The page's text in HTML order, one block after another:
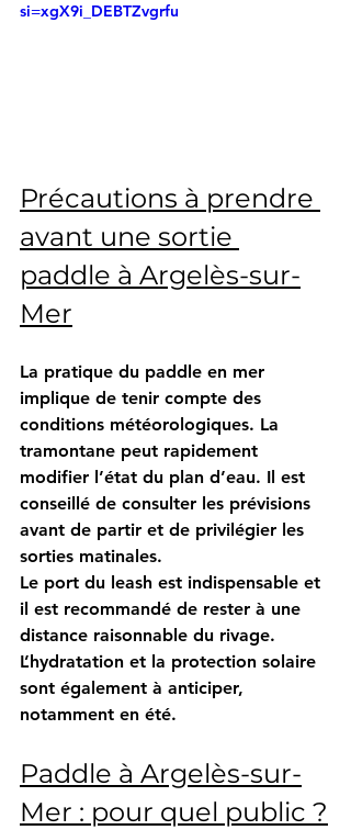
si=xgX9i_DEBTZvgrfu
Précautions à prendre
avant une sortie
paddle à Argelès-sur-
Mer
La pratique du paddle en mer
implique de tenir compte des
conditions météorologiques. La
tramontane peut rapidement
modifier l’état du plan d’eau. Il est
conseillé de consulter les prévisions
avant de partir et de privilégier les
sorties matinales.
Le port du leash est indispensable et
il est recommandé de rester à une
distance raisonnable du rivage.
L’hydratation et la protection solaire
sont également à anticiper,
notamment en été.
Paddle à Argelès-sur-
Mer : pour quel public ?